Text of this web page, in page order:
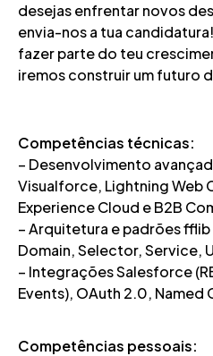
desejas enfrentar novos
envia-nos a tua
fazer parte do teu
iremos construir um futuro
Competências técnicas:
– Desenvolvimento
Visualforce, Lightning Web
Experience Cloud e B2B
– Arquitetura e padrões fflib
Domain, Selector, Service,
– Integrações Salesforce
Events), OAuth 2.0, Named
Competências pessoais: